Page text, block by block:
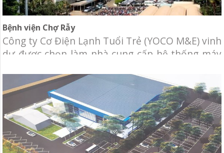
Bệnh viện Chợ Rẫy
Công ty Cơ Điện Lạnh Tuổi Trẻ (YOCO M&E) vinh
dự được chọn làm nhà cung cấp hệ thống máy
Chủ đầu tư: Bệnh viện Chợ Rẫy.Địa điểm: 201B
Nguyễn Chí Thanh, Phường 12, Quận 5, Hồ Chí
Minh.Hạng mục: Cung cấp và lắp đặt hệ thống
cơ điện